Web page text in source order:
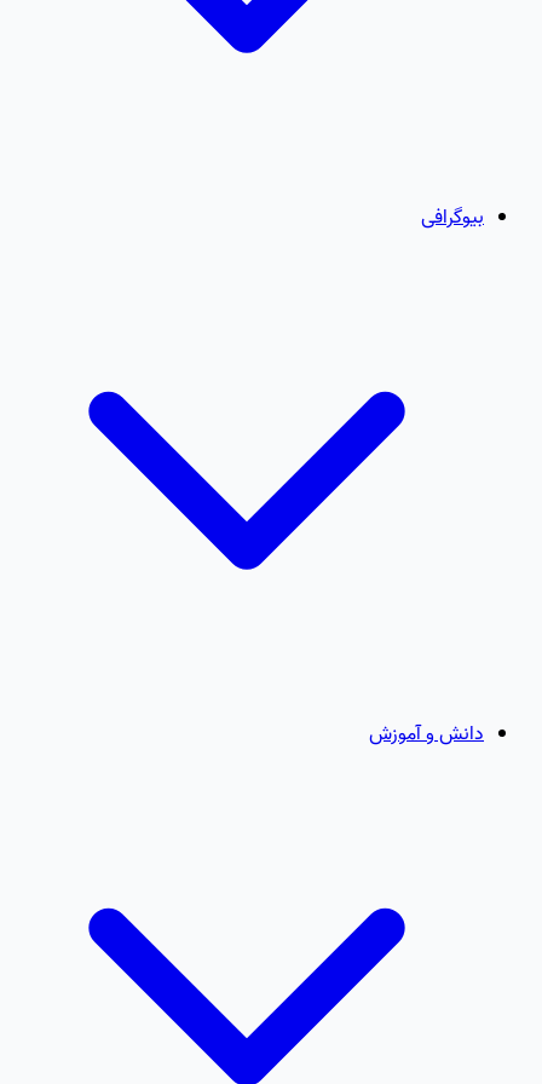
بیوگرافی
دانش و آموزش